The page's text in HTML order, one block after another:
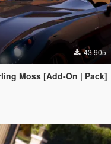
43 905
Moss [Add-On | Pack]